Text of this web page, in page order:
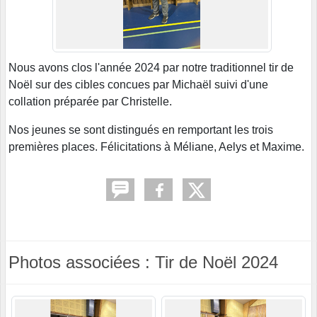
Nous avons clos l'année 2024 par notre traditionnel tir de
Noël sur des cibles concues par Michaël suivi d'une
collation préparée par Christelle.
Nos jeunes se sont distingués en remportant les trois
premières places. Félicitations à Méliane, Aelys et Maxime.
Photos associées : Tir de Noël 2024